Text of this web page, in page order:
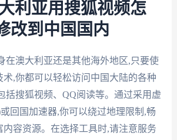
利亚用搜狐视频怎
改到中国国内
在澳大利亚还是其他海外地区,只要使
术,你都可以轻松访问中国大陆的各种
括搜狐视频、QQ阅读等。通过采用虚
回国加速器,你可以绕过地理限制,畅
内容资源。在选择工具时,请注意服务